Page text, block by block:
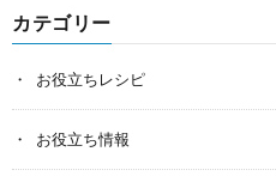
カテゴリー
お役立ちレシピ
お役立ち情報